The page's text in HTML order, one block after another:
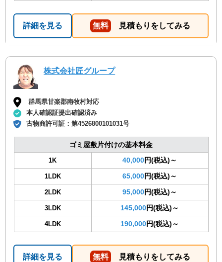
詳細を見る 無料 見積もりをしてみる
株式会社匠グループ
群馬県甘楽郡南牧村対応
本人確認証提出確認済み
古物商許可証：第4526800101031号
ゴミ屋敷片付けの基本料金
1K 40,000円(税込)～
1LDK 65,000円(税込)～
2LDK 95,000円(税込)～
3LDK 145,000円(税込)～
4LDK 190,000円(税込)～
詳細を見る 無料 見積もりをしてみる